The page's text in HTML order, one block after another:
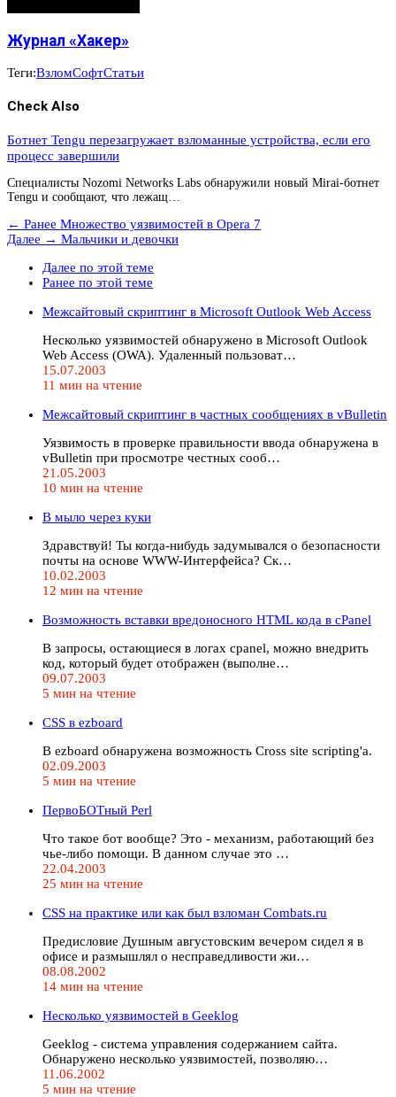
Журнал «Хакер»
Теги:ВзломСофтСтатьи
Check Also
Ботнет Tengu перезагружает взломанные устройства, если его
процесс завершили
Специалисты Nozomi Networks Labs обнаружили новый Mirai-ботнет
Tengu и сообщают, что лежащ…
← Ранее Множество уязвимостей в Opera 7
Далее → Мальчики и девочки
Далее по этой теме
Ранее по этой теме
Межсайтовый скриптинг в Microsoft Outlook Web Access
Несколько уязвимостей обнаружено в Microsoft Outlook
Web Access (OWA). Удаленный пользоват…
15.07.2003
11 мин на чтение
Межсайтовый скриптинг в частных сообщениях в vBulletin
Уязвимость в проверке правильности ввода обнаружена в
vBulletin при просмотре честных сооб…
21.05.2003
10 мин на чтение
В мыло через куки
Здравствуй! Ты когда-нибудь задумывался о безопасности
почты на основе WWW-Интерфейса? Ск…
10.02.2003
12 мин на чтение
Возможность вставки вредоносного HTML кода в cPanel
В запросы, остающиеся в логах cpanel, можно внедрить
код, который будет отображен (выполне…
09.07.2003
5 мин на чтение
CSS в ezboard
В ezboard обнаружена возможность Cross site scripting'а.
02.09.2003
5 мин на чтение
ПервоБОТный Perl
Что такое бот вообще? Это - механизм, работающий без
чье-либо помощи. В данном случае это …
22.04.2003
25 мин на чтение
CSS на практике или как был взломан Сombats.ru
Предисловие Душным августовским вечером сидел я в
офисе и размышлял о несправедливости жи…
08.08.2002
14 мин на чтение
Несколько уязвимостей в Geeklog
Geeklog - система управления содержанием сайта.
Обнаружено несколько уязвимостей, позволяю…
11.06.2002
5 мин на чтение